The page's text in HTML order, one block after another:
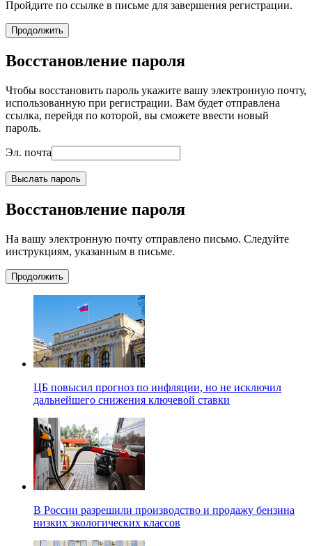
Пройдите по ссылке в письме для завершения регистрации.
Продолжить
Восстановление пароля
Чтобы восстановить пароль укажите вашу электронную почту,
использованную при регистрации. Вам будет отправлена
ссылка, перейдя по которой, вы сможете ввести новый
пароль.
Эл. почта
Выслать пароль
Восстановление пароля
На вашу электронную почту отправлено письмо. Следуйте
инструкциям, указанным в письме.
Продолжить
ЦБ повысил прогноз по инфляции, но не исключил
дальнейшего снижения ключевой ставки
В России разрешили производство и продажу бензина
низких экологических классов